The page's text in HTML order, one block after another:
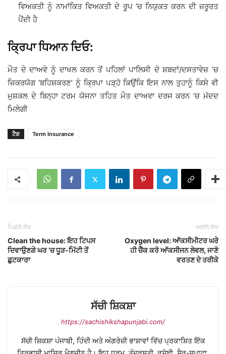
ਵਿਅਕਤੀ ਨੂੰ ਨਾਮਾਂਕਿਤ ਵਿਅਕਤੀ ਦੇ ਰੂਪ ’ਚ ਨਿਯੁਕਤ ਕਰਨ ਦੀ ਜ਼ਰੂਰਤ
ਪੈਂਦੀ ਹੈ
ਕ੍ਰਿਪਾ ਧਿਆਨ ਦਿਓ:
ਮੌਤ ਦੇ ਦਾਅਵੇ ਨੂੰ ਦਾਖਲ ਕਰਨ ਤੋਂ ਪਹਿਲਾਂ ਪਾਲਿਸੀ ਦੇ ਸ਼ਬਦਾਂ/ਦਸਤਾਵੇਜ਼ ’ਚ
ਜ਼ਿਕਰਯੋਗ ‘ਬਹਿਸ਼ਕਰਣ’ ਨੂੰ ਕ੍ਰਿਪਾ ਪੜ੍ਹੋ ਕਿਉਂਕਿ ਇਸ ਨਾਲ ਤੁਹਾਨੂੰ ਕਿਸੇ ਵੀ
ਮੁਸ਼ਕਲ ਦੇ ਬਿਨ੍ਹਾ ਟਰਮ ਯੋਜਨਾ ਤਹਿਤ ਮੌਤ ਦਾਅਵਾ ਦਰਜ ਕਰਨ ’ਚ ਮੱਦਦ
ਮਿਲੇਗੀ
ਟੈਗ Term Insurance
ਪਿਛਲੇ ਲੇਖ
Clean the house: ਇਹ ਟਿਪਸ
ਦਿਵਾਉਣਗੇ ਘਰ ’ਚ ਧੂੜ-ਮਿੱਟੀ ਤੋਂ
ਛੁਟਕਾਰਾ
ਅਗਲੇ ਲੇਖ
Oxygen level: ਆੱਕਸੀਮੀਟਰ ਘਰੇ
ਹੀ ਚੈੱਕ ਕਰੋ ਆੱਕਸੀਜਨ ਲੇਵਲ, ਜਾਣੋ
ਵਰਤਣ ਦੇ ਤਰੀਕੇ
ਸੱਚੀ ਸ਼ਿਕਸ਼ਾ
https://sachishikshapunjabi.com/
ਸੱਚੀ ਸ਼ਿਕਸ਼ਾ ਪੰਜਾਬੀ, ਹਿੰਦੀ ਅਤੇ ਅੰਗਰੇਜ਼ੀ ਭਾਸ਼ਾਵਾਂ ਵਿੱਚ ਪ੍ਰਕਾਸ਼ਿਤ ਇੱਕ